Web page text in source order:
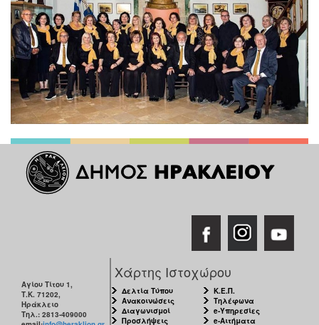
Αγίου Τίτου 1,
Τ.Κ. 71202,
Ηράκλειο
Τηλ.: 2813-409000
Χάρτης Ιστοχώρου
Δελτία Τύπου
Ανακοινώσεις
Διαγωνισμοί
Προσλήψεις
Κ.Ε.Π.
Τηλέφωνα
e-Υπηρεσίες
e-Αιτήματα